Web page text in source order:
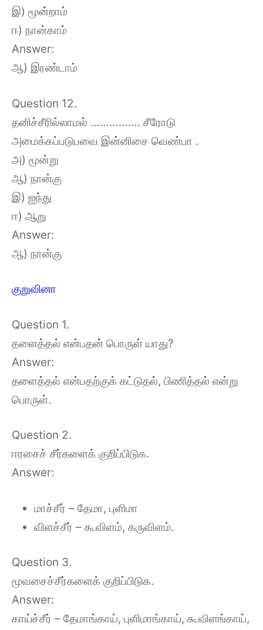
இ) மூன்றாம்
ஈ) நான்காம்
Answer:
ஆ) இரண்டாம்
Question 12.
தனிச்சீரில்லாமல் ……………. சீரோடு
அமைக்கப்படுபவை இன்னிசை வெண்பா .
அ) மூன்று
ஆ) நான்கு
இ) ஐந்து
ஈ) ஆறு
Answer:
ஆ) நான்கு
குறுவினா
Question 1.
தளைத்தல் என்பதன் பொருள் யாது?
Answer:
தளைத்தல் என்பதற்குக் கட்டுதல், பிணித்தல் என்று
பொருள்.
Question 2.
ஈரசைச் சீர்களைக் குறிப்பிடுக.
Answer:
மாச்சீர் – தேமா, புளிமா
விளச்சீர் – கூவிளம், கருவிளம்.
Question 3.
மூவசைச்சீர்களைக் குறிப்பிடுக.
Answer:
காய்ச்சீர் – தேமாங்காய், புளிமாங்காய், கூவிளங்காய்,